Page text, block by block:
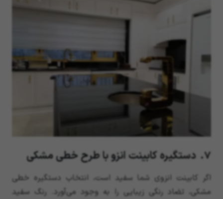
7. دستگیره کابینت انزو با طرح خطی مشکی
اگر کابینت انزوی شما سفید است، انتخاب دستگیره خطی
مشکی، تضاد رنگی زیبایی را به وجود می‌آورد. رنگ سفید